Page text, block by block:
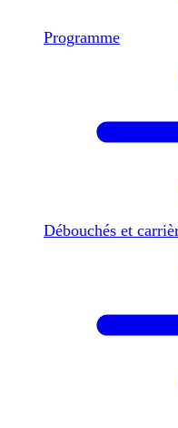
Programme
Débouchés et